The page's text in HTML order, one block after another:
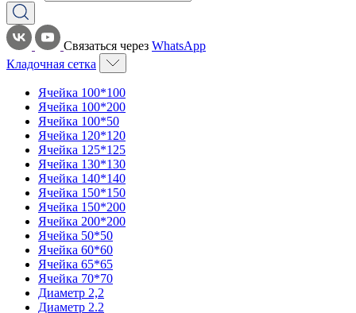
Связаться через WhatsApp
Кладочная сетка
Ячейка 100*100
Ячейка 100*200
Ячейка 100*50
Ячейка 120*120
Ячейка 125*125
Ячейка 130*130
Ячейка 140*140
Ячейка 150*150
Ячейка 150*200
Ячейка 200*200
Ячейка 50*50
Ячейка 60*60
Ячейка 65*65
Ячейка 70*70
Диаметр 2,2
Диаметр 2.2